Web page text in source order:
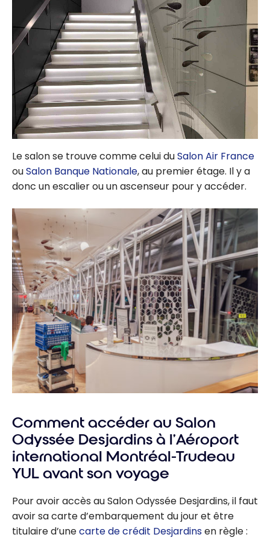
Le salon se trouve comme celui duSalon Air France
ouSalon Banque Nationale, au premier étage. Il y a
donc un escalier ou un ascenseur pour y accéder.
Comment accéder au Salon
Odyssée Desjardins à l’Aéroport
international Montréal-Trudeau
YUL avant son voyage
Pour avoir accès au Salon Odyssée Desjardins, il faut
avoir sa carte d’embarquement du jour et être
titulaire d’unecarte de crédit Desjardinsen règle :